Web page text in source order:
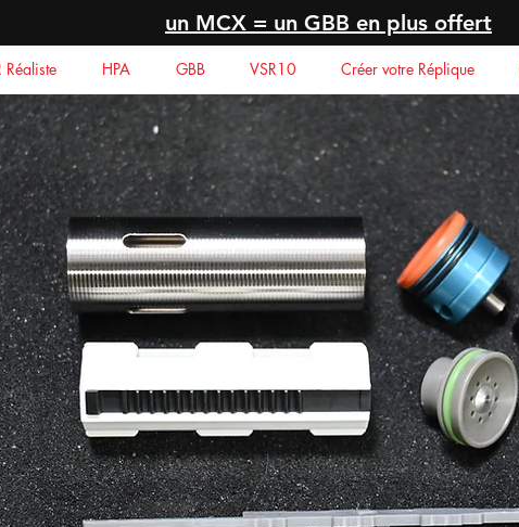
un MCX = un GBB en plus offert
Réaliste HPA GBB VSR10 Créer votre Réplique